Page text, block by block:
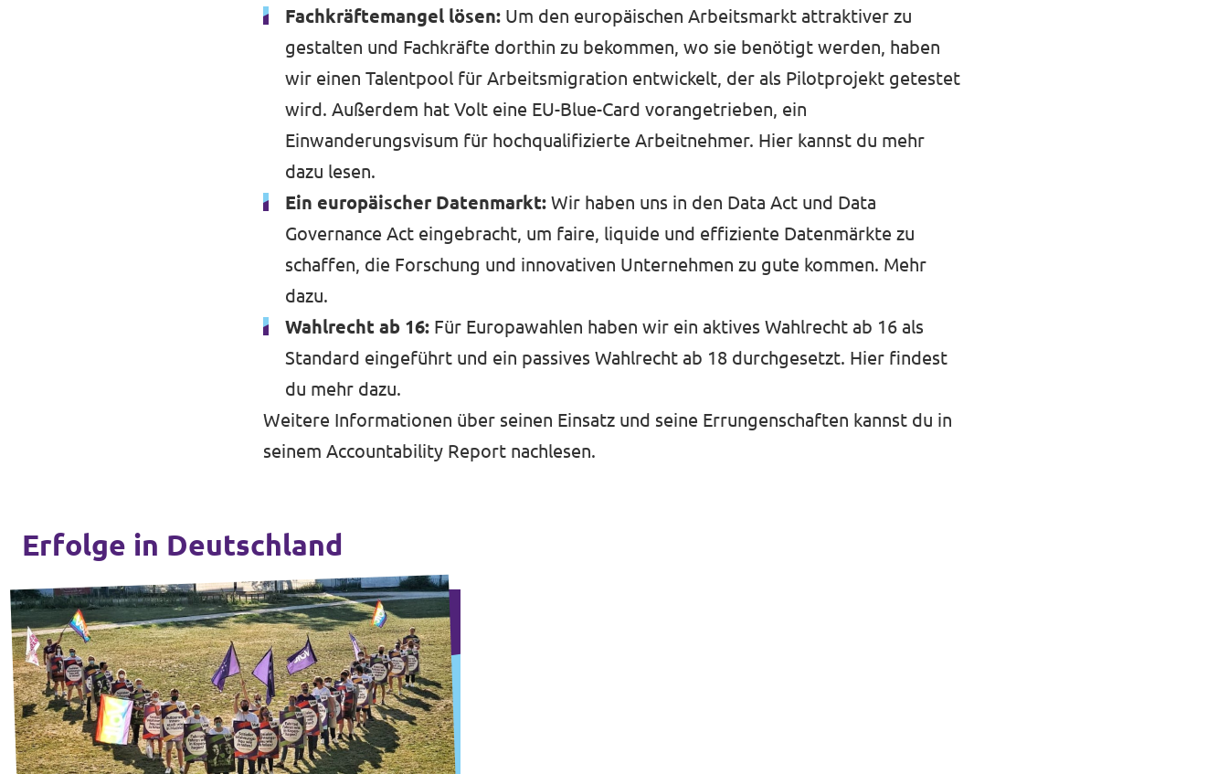
Fachkräftemangel lösen: Um den europäischen Arbeitsmarkt attraktiver zu
gestalten und Fachkräfte dorthin zu bekommen, wo sie benötigt werden, haben
wir einen Talentpool für Arbeitsmigration entwickelt, der als Pilotprojekt getestet
wird. Außerdem hat Volt eine EU-Blue-Card vorangetrieben, ein
Einwanderungsvisum für hochqualifizierte Arbeitnehmer. Hier kannst du mehr
dazu lesen.
Ein europäischer Datenmarkt: Wir haben uns in den Data Act und Data
Governance Act eingebracht, um faire, liquide und effiziente Datenmärkte zu
schaffen, die Forschung und innovativen Unternehmen zu gute kommen. Mehr
dazu.
Wahlrecht ab 16: Für Europawahlen haben wir ein aktives Wahlrecht ab 16 als
Standard eingeführt und ein passives Wahlrecht ab 18 durchgesetzt. Hier findest
du mehr dazu.
Weitere Informationen über seinen Einsatz und seine Errungenschaften kannst du in
seinem Accountability Report nachlesen.
Erfolge in Deutschland